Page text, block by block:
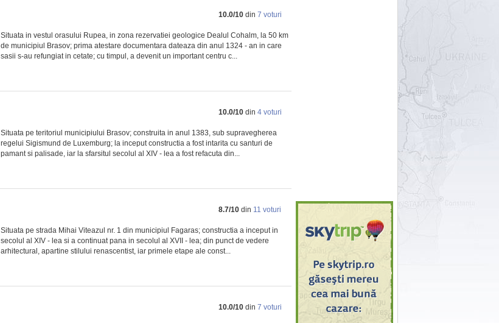
10.0/10din 7 voturi
Situata in vestul orasului Rupea, in zona rezervatiei geologice Dealul Cohalm, la 50 km
de municipiul Brasov; prima atestare documentara dateaza din anul 1324 - an in care
sasii s-au refungiat in cetate; cu timpul, a devenit un important centru c...
10.0/10din 4voturi
Situata pe teritoriul municipiului Brasov; construita in anul 1383, sub supravegherea
regelui Sigismund de Luxemburg; la inceput constructia a fost intarita cu santuri de
pamant si palisade, iar la sfarsitul secolul al XIV - lea a fost refacuta din...
8.7/10din 11 voturi
Situata pe strada Mihai Viteazul nr. 1 din municipiul Fagaras; constructia a inceput in
secolul al XIV - lea si a continuat pana in secolul al XVII - lea; din punct de vedere
arhitectural, apartine stilului renascentist, iar primele etape ale const...
10.0/10din 7 voturi